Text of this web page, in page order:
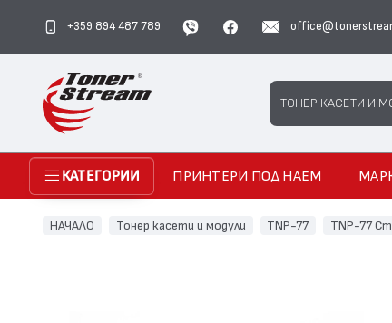
+359 894 487 789
Search
ТОНЕР КАСЕТИ И
КАТЕГОРИИ ПРИНТЕРИ ПОД НАЕМ
НАЧАЛО Тонер касети и модули TNP-77 TNP-77